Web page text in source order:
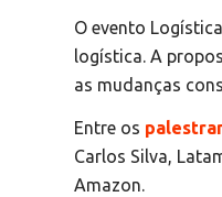
O evento
logística. A
as mudanças
Entre os
Carlos Silva,
Amazon.